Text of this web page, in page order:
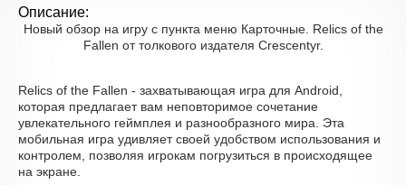
Описание:
Новый обзор на игру с пункта меню Карточные. Relics of the
Fallen от толкового издателя Crescentyr.
Relics of the Fallen - захватывающая игра для Android,
которая предлагает вам неповторимое сочетание
увлекательного геймплея и разнообразного мира. Эта
мобильная игра удивляет своей удобством использования и
контролем, позволяя игрокам погрузиться в происходящее
на экране.